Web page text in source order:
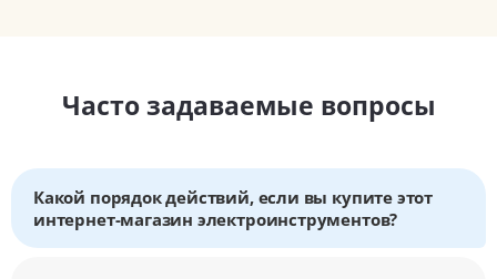
Часто задаваемые вопросы
Какой порядок действий, если вы купите этот
интернет-магазин электроинструментов?